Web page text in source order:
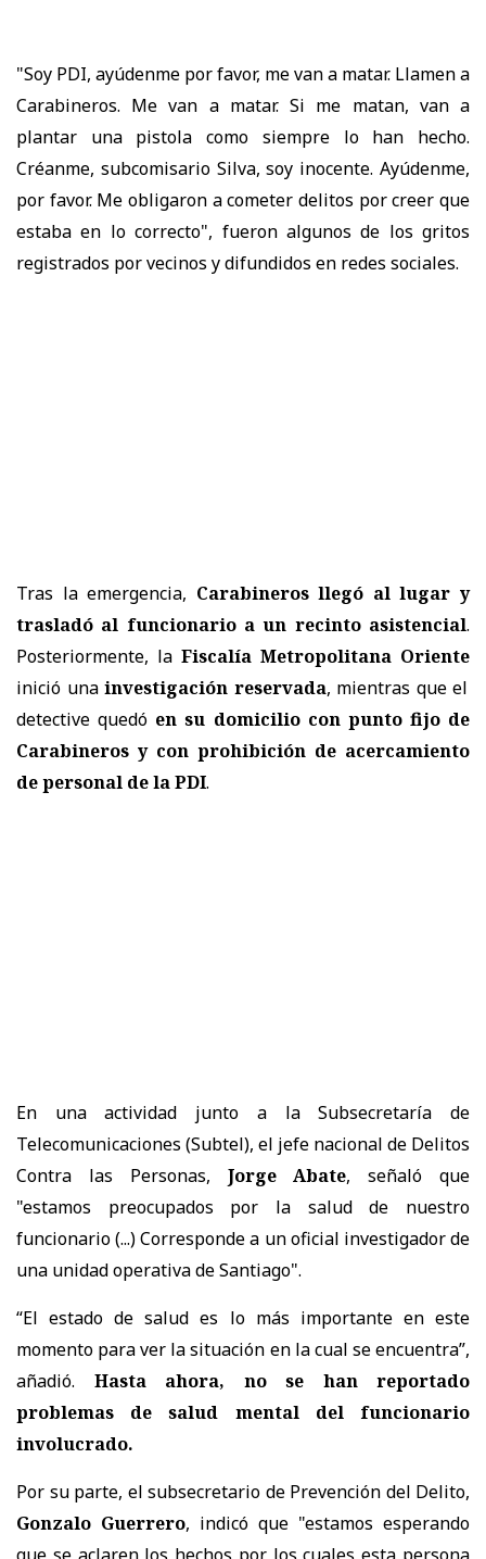
"Soy PDI, ayúdenme por favor, me van a matar. Llamen a
Carabineros. Me van a matar. Si me matan, van a
plantar una pistola como siempre lo han hecho.
Créanme, subcomisario Silva, soy inocente. Ayúdenme,
por favor. Me obligaron a cometer delitos por creer que
estaba en lo correcto", fueron algunos de los gritos
registrados por vecinos y difundidos en redes sociales.
Tras la emergencia, Carabineros llegó al lugar y
trasladó al funcionario a un recinto asistencial.
Posteriormente, la Fiscalía Metropolitana Oriente
inició unainvestigación reservada, mientras que el
detective quedó en su domicilio con punto fijo de
Carabineros y con prohibición de acercamiento
de personal de la PDI.
En una actividad junto a la Subsecretaría de
Telecomunicaciones (Subtel), el jefe nacional de Delitos
Contra las Personas, Jorge Abate, señaló que
"estamos preocupados por la salud de nuestro
funcionario (...) Corresponde a un oficial investigador de
una unidad operativa de Santiago".
“El estado de salud es lo más importante en este
momento para ver la situación en la cual se encuentra”,
añadió. Hasta ahora, no se han reportado
problemas de salud mental del funcionario
involucrado.
Por su parte, el subsecretario de Prevención del Delito,
Gonzalo Guerrero, indicó que "estamos esperando